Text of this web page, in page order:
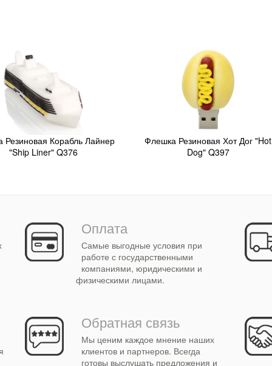
Резиновая Корабль Лайнер
"Ship Liner" Q376
Флешка Резиновая Хот Дог "Hot
Dog" Q397
Оплата
Самые выгодные условия при
работе с государственными
компаниями, юридическими и
физическими лицами.
Обратная связь
Мы ценим каждое мнение наших
клиентов и партнеров. Всегда
готовы выслушать предложения и